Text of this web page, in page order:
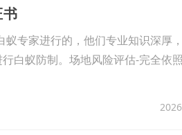
专家进行的，他们专业知识深厚
白蚁防制。场地风险评估-完全依